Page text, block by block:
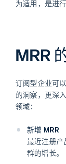
为适用，是进
MRR
订阅型企业可
的洞察，更深
领域：
新增 MRR
最近注册产
群的增长。